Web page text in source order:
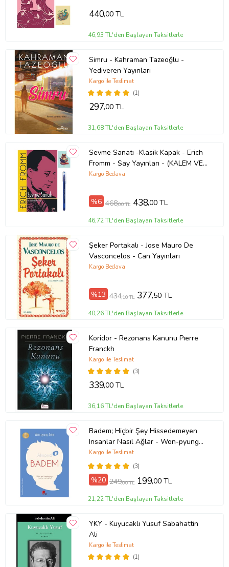
Ürün Kodu:kcm82743348 440,00 TL
46,93 TL'den Başlayan Taksitlerle
Simru - Kahraman Tazeoğlu -
Yediveren Yayınları
(1)
Kargo ile Teslimat
297,00 TL
31,68 TL'den Başlayan Taksitlerle
Sevme Sanatı -Klasik Kapak - Erich
Fromm - Say Yayınları - (KALEM VE
NOT DEFTERLİ) (Renksiz)
Kargo Bedava
%6 468,00 TL 438,00 TL
46,72 TL'den Başlayan Taksitlerle
Şeker Portakalı - Jose Mauro De
Vasconcelos - Can Yayınları
Kargo Bedava
%13 434,10 TL 377,50 TL
40,26 TL'den Başlayan Taksitlerle
Koridor - Rezonans Kanunu Pıerre
Franckh
(3)
Kargo ile Teslimat
339,00 TL
36,16 TL'den Başlayan Taksitlerle
Badem; Hiçbir Şey Hissedemeyen
Insanlar Nasıl Ağlar - Won-pyung
Sohn - Peta Kitap
(3)
Kargo ile Teslimat
%20 249,00 TL 199,00 TL
21,22 TL'den Başlayan Taksitlerle
YKY - Kuyucaklı Yusuf Sabahattin
Ali
(1)
Kargo ile Teslimat